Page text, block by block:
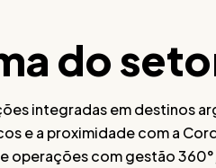
do
integradas em destinos
e a proximidade com a
operações com gestão